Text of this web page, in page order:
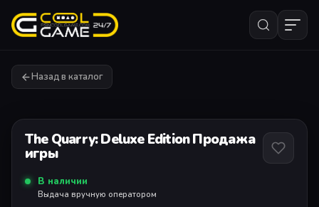
Назад в каталог
The Quarry: Deluxe Edition Продажа
игры
В наличии
Выдача вручную оператором